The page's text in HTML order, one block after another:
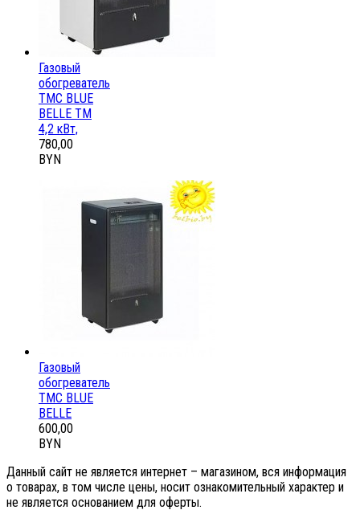
Газовый
обогреватель
ТМС BLUE
BELLE ТМ
4,2 кВт,
780,00
BYN
Газовый
обогреватель
ТМС BLUE
BELLE
600,00
BYN
Данный сайт не является интернет – магазином, вся информация
о товарах, в том числе цены, носит ознакомительный характер и
не является основанием для оферты.